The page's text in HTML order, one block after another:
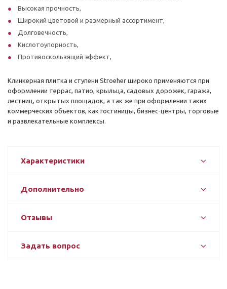
Высокая прочность,
Широкий цветовой и размерный ассортимент,
Долговечность,
Кислотоупорность,
Противоскользящий эффект,
Клинкерная плитка и ступени Stroeher широко применяются при
оформлении террас, патио, крыльца, садовых дорожек, гаража,
лестниц, открытых площадок, а так же при оформлении таких
коммерческих объектов, как гостиницы, бизнес-центры, торговые
и развлекательные комплексы.
Характеристики
Дополнительно
Отзывы
Задать вопрос